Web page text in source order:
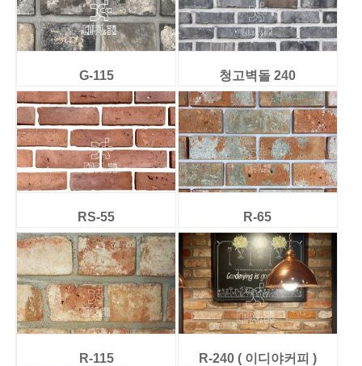
G-115 청고벽돌 240
RS-55 R-65
R-115
R-240 ( 이디야커피 )